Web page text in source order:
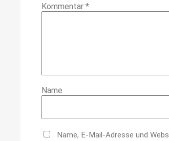
Kommentar *
Name
Name, E-Mail-Adresse und